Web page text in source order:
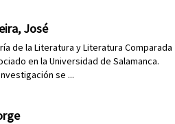
José
de la Literatura y Literatura Comparada
en la Universidad de Salamanca.
se ...